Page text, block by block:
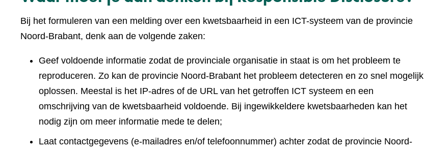
Bij het formuleren van een melding over een kwetsbaarheid in een ICT-systeem van de provincie
Noord-Brabant, denk aan de volgende zaken:
Geef voldoende informatie zodat de provinciale organisatie in staat is om het probleem te
reproduceren. Zo kan de provincie Noord-Brabant het probleem detecteren en zo snel mogelijk
oplossen. Meestal is het IP-adres of de URL van het getroffen ICT systeem en een
omschrijving van de kwetsbaarheid voldoende. Bij ingewikkeldere kwetsbaarheden kan het
nodig zijn om meer informatie mede te delen;
Laat contactgegevens (e-mailadres en/of telefoonnummer) achter zodat de provincie Noord-